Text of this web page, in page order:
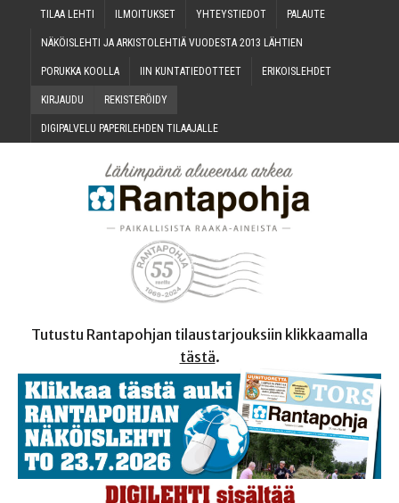
TILAA LEH­TI ILMOI­TUK­SET YHTEYS­TIE­DOT PALAU­TE
NÄKÖIS­LEH­TI JA ARKIS­TO­LEH­TIÄ VUO­DES­TA 2013 LÄHTIEN
PORUK­KA KOOLLA IIN KUN­TA­TIE­DOT­TEET ERI­KOIS­LEH­DET
KIR­JAU­DU REKIS­TE­RÖI­DY
DIGI­PAL­VE­LU PAPE­RI­LEH­DEN TILAAJALLE
Tutustu Rantapohjan tilaustarjouksiin klikkaamalla
tästä.